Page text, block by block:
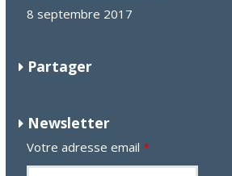
8 septembre 2017
Partager
Newsletter
Votre adresse email *